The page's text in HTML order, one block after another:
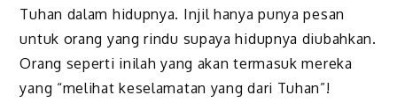
Tuhan dalam hidupnya. Injil hanya punya pesan
untuk orang yang rindu supaya hidupnya diubahkan.
Orang seperti inilah yang akan termasuk mereka
yang “melihat keselamatan yang dari Tuhan”!